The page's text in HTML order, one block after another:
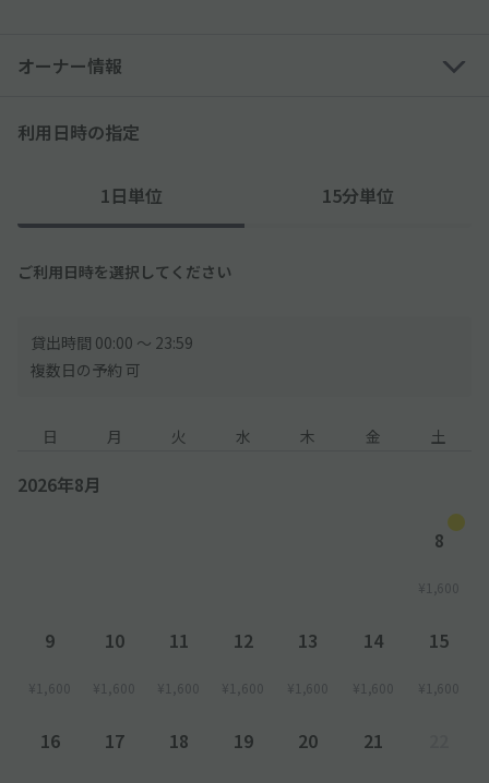
オーナー情報
利用日時の指定
1日単位 15分単位
ご利用日時を選択してください
貸出時間 00:00 〜 23:59
複数日の予約 可
日 月 火 水 木 金 土
2026年8月
8
¥1,600
9
¥1,600
10
¥1,600
11
¥1,600
12
¥1,600
13
¥1,600
14
¥1,600
15
¥1,600
16 17 18 19 20 21